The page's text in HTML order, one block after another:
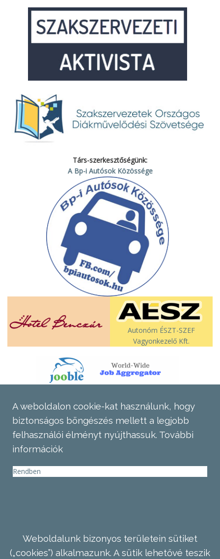
Társ-szerkesztőségünk:
A Bp-i Autósok Közössége
Autonóm ÉSZT-SZEF
Vagyonkezelő Kft.
A weboldalon cookie-kat használunk, hogy
biztonságos böngészés mellett a legjobb
felhasználói élményt nyújthassuk. További
információk
Rendben
Weboldalunk bizonyos területein sütiket
(„cookies”) alkalmazunk. A sütik lehetővé teszik